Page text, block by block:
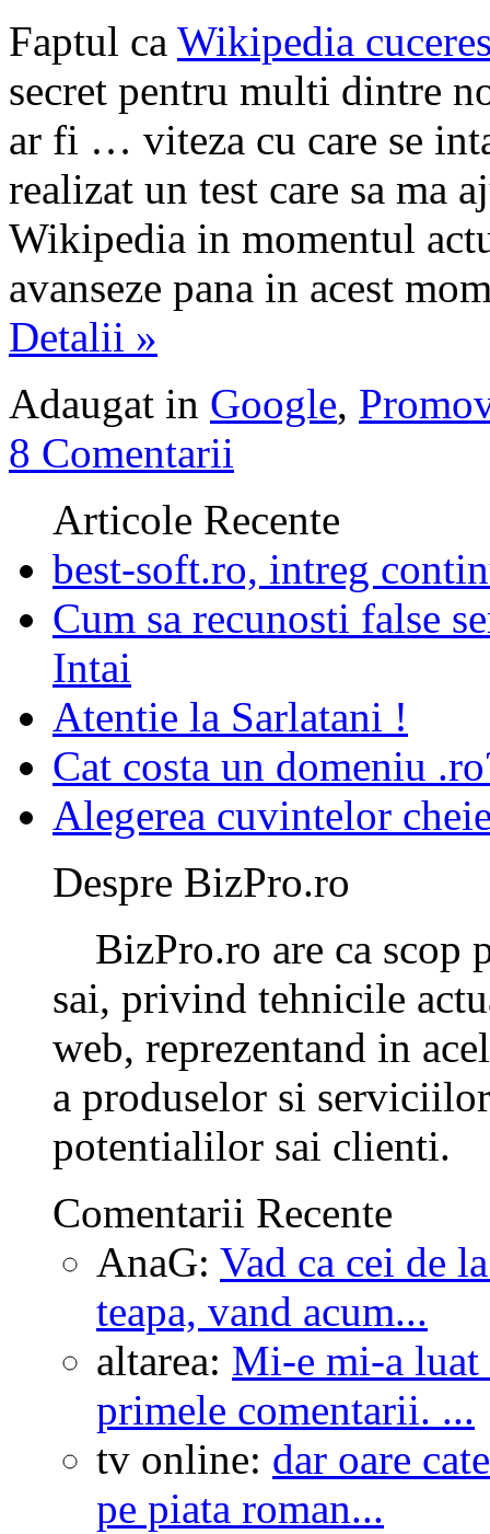
Faptul ca Wikipedia
secret pentru multi dintre
ar fi … viteza cu care se
realizat un test care sa ma
Wikipedia in momentul
avanseze pana in acest
Detalii »
Adaugat in Google,
8 Comentarii
Articole Recente
best-soft.ro, intreg
Cum sa recunosti false
Intai
Atentie la Sarlatani !
Cat costa un domeniu
Alegerea cuvintelor
Despre BizPro.ro
BizPro.ro are ca scop
sai, privind tehnicile
web, reprezentand in
a produselor si
potentialilor sai clienti.
Comentarii Recente
AnaG: Vad ca cei de
teapa, vand acum...
altarea: Mi-e mi-a luat
primele comentarii. ...
tv online: dar oare
pe piata roman...